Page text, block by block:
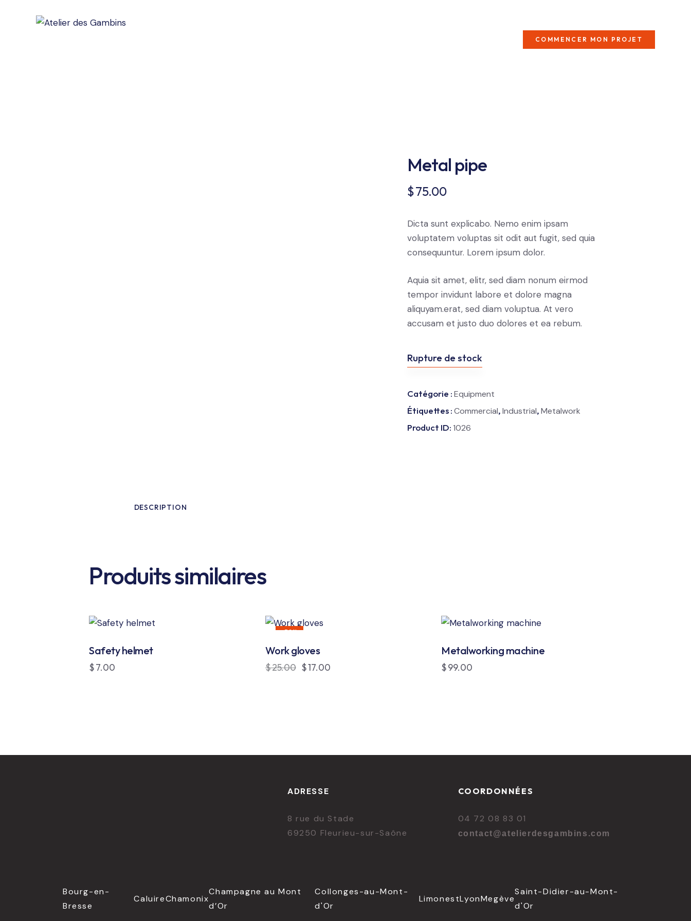
COMMENCER MON PROJET
Metal pipe
$75.00
Dicta sunt explicabo. Nemo enim ipsam
voluptatem voluptas sit odit aut fugit, sed quia
consequuntur. Lorem ipsum dolor.
Aquia sit amet, elitr, sed diam nonum eirmod
tempor invidunt labore et dolore magna
aliquyam.erat, sed diam voluptua. At vero
accusam et justo duo dolores et ea rebum.
Rupture de stock
Catégorie :Equipment
Étiquettes :Commercial,Industrial,Metalwork
Product ID:1026
DESCRIPTION
Produits similaires
Safety helmet
$7.00
-32%
Work gloves
$25.00 $17.00
Metalworking machine
$99.00
ADRESSE
8 rue du Stade
69250 Fleurieu-sur-Saône
COORDONNÉES
04 72 08 83 01
contact@atelierdesgambins.com
Bourg-en-
Bresse
CaluireChamonix
Champagne au Mont
d’Or
Collonges-au-Mont-
d'Or
LimonestLyonMegève
Saint-Didier-au-Mont-
d'Or